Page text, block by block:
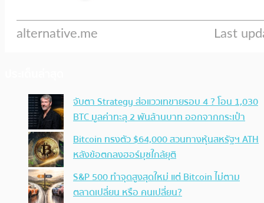
จับตา Strategy ส่อแววเทขายรอบ 4 ? โอน 1,030
BTC มูลค่าทะลุ 2 พันล้านบาท ออกจากกระเป๋า
Bitcoin ทรงตัว $64,000 สวนทางหุ้นสหรัฐฯ ATH
หลังข้อตกลงฮอร์มุซใกล้ยุติ
S&P 500 ทำจุดสูงสุดใหม่ แต่ Bitcoin ไม่ตาม
ตลาดเปลี่ยน หรือ คนเปลี่ยน?